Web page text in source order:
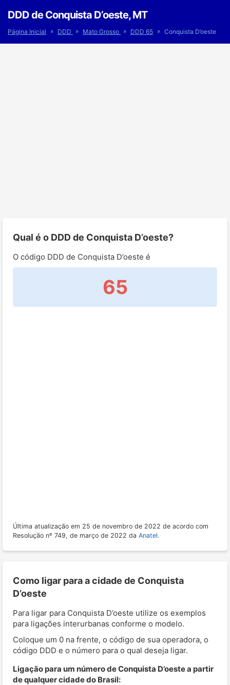
DDD de Conquista D’oeste, MT
Página Inicial » DDD » Mato Grosso » DDD 65 » Conquista D’oeste
Qual é o DDD de Conquista D’oeste?
O código DDD de Conquista D’oeste é
65
Última atualização em 25 de novembro de 2022 de acordo com
Resolução nº 749, de março de 2022 da Anatel.
Como ligar para a cidade de Conquista
D’oeste
Para ligar para Conquista D’oeste utilize os exemplos
para ligações interurbanas conforme o modelo.
Coloque um 0 na frente, o código de sua operadora, o
código DDD e o número para o qual deseja ligar.
Ligação para um número de Conquista D’oeste a partir
de qualquer cidade do Brasil: